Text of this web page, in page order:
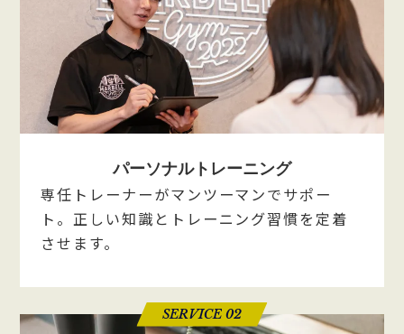
パーソナルトレーニング
専任トレーナーがマンツーマンでサポー
ト。正しい知識とトレーニング習慣を定着
させます。
SERVICE 02